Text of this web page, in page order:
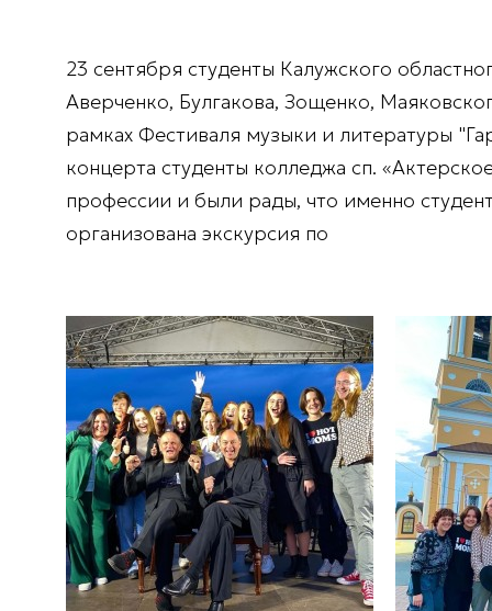
23 сентября студенты Калужского
Аверченко, Булгакова, Зощенко,
рамках Фестиваля музыки и литературы
концерта студенты колледжа сп.
профессии и были рады, что именно
организована экскурсия по